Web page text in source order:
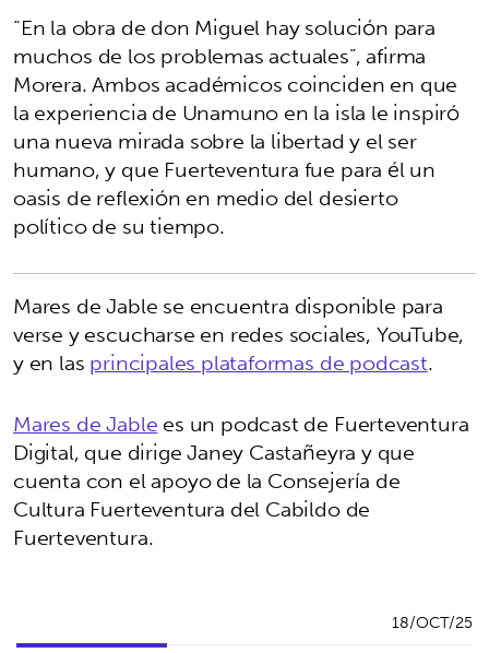
“En la obra de don Miguel hay solución para
muchos de los problemas actuales”, afirma
Morera. Ambos académicos coinciden en que
la experiencia de Unamuno en la isla le inspiró
una nueva mirada sobre la libertad y el ser
humano, y que Fuerteventura fue para él un
oasis de reflexión en medio del desierto
político de su tiempo.
Mares de Jable se encuentra disponible para
verse y escucharse en redes sociales, YouTube,
y en lasprincipales plataformas de podcast.
Mares de Jablees un podcast de Fuerteventura
Digital, que dirige Janey Castañeyra y que
cuenta con el apoyo de la Consejería de
Cultura Fuerteventura del Cabildo de
Fuerteventura.
18/OCT/25